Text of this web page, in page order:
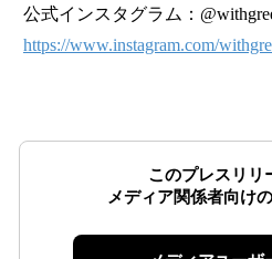
公式インスタグラム：
https://www.instagram.com/
このプレスリリ
メディア関係者向け